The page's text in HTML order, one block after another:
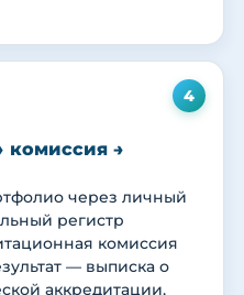
4
комиссия →
через личный
регистр
комиссия
— выписка о
аккредитации,